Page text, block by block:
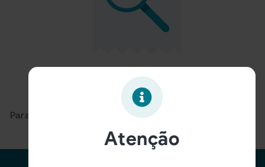
Oportunidade expirada!
Para ver mais, acesse a páginaBuscar Oportunidades.
Atenção